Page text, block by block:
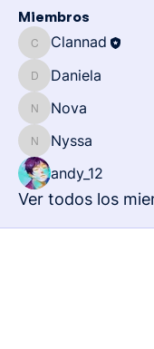
Miembros
ClannadClannad
DanielaDaniela
NovaNova
NyssaNyssa
andy_12
Ver todos los